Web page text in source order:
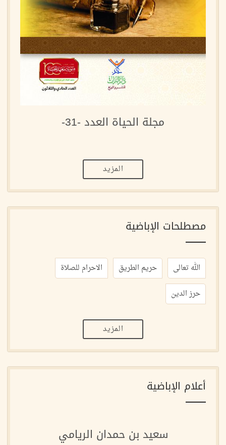
مجلة الحياة العدد -31-
المزيد
مصطلحات الإباضية
الله تعالى حريم الطريق
الاحرام للصلاة
حرز الدين
المزيد
أعلام الإباضية
سعيد بن حمدان الريامي